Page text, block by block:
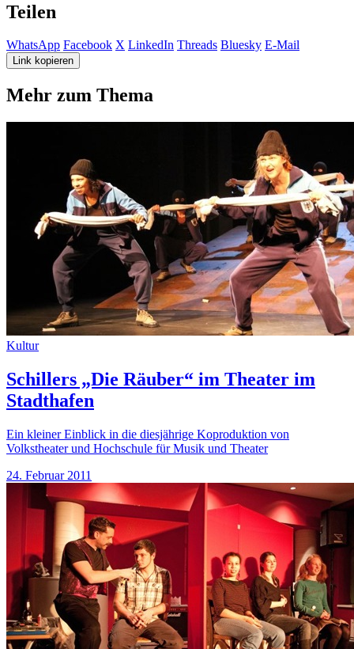
Teilen
WhatsApp Facebook X LinkedIn Threads Bluesky E-Mail
Link kopieren
Mehr zum Thema
Kultur
Schillers „Die Räuber“ im Theater im
Stadthafen
Ein kleiner Einblick in die diesjährige Koproduktion von
Volkstheater und Hochschule für Musik und Theater
24. Februar 2011